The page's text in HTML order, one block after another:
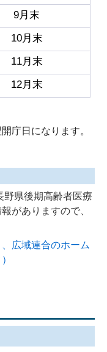
9月末
10月末
11月末
12月末
庁日になります。
野県後期高齢者医療
がありますので、
広域連合のホーム